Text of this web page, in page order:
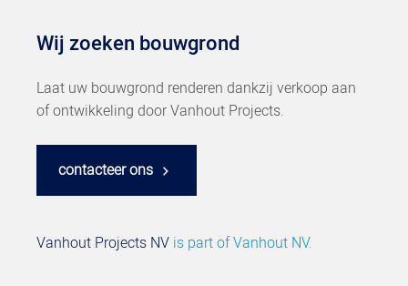
Wij zoeken bouwgrond
Laat uw bouwgrond renderen dankzij verkoop aan
of ontwikkeling door Vanhout Projects.
contacteer ons
Vanhout Projects NV is part ofVanhout NV.